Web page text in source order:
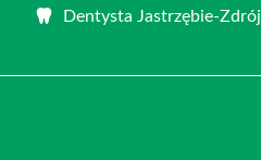
Dentysta Jastrzębie-Zdrój